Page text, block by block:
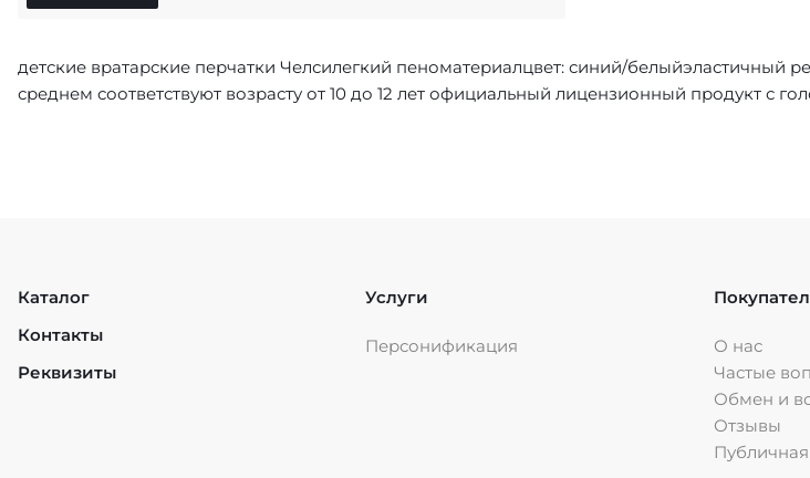
детские вратарские перчатки Челсилегкий пеноматериалцвет: синий/белыйэластичный
среднем соответствуют возрасту от 10 до 12 лет официальный лицензионный продукт с
Каталог
Контакты
Реквизиты
Услуги
Персонификация
О нас
Частые
Обмен и
Отзывы